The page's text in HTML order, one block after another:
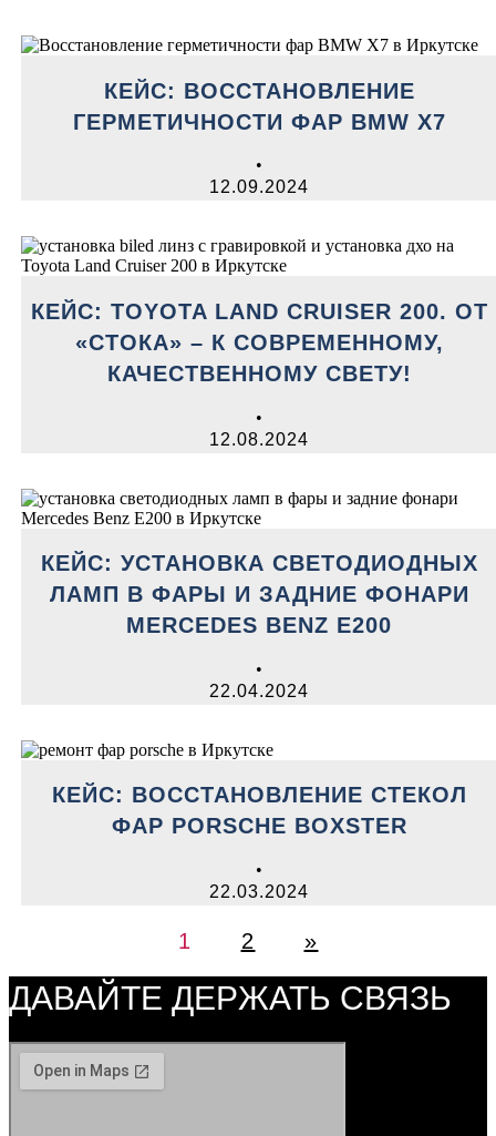
КЕЙС: ВОССТАНОВЛЕНИЕ
ГЕРМЕТИЧНОСТИ ФАР BMW X7
•
12.09.2024
КЕЙС: TOYOTA LAND CRUISER 200. ОТ
«СТОКА» – К СОВРЕМЕННОМУ,
КАЧЕСТВЕННОМУ СВЕТУ!
•
12.08.2024
КЕЙС: УСТАНОВКА СВЕТОДИОДНЫХ
ЛАМП В ФАРЫ И ЗАДНИЕ ФОНАРИ
MERCEDES BENZ E200
•
22.04.2024
КЕЙС: ВОССТАНОВЛЕНИЕ СТЕКОЛ
ФАР PORSCHE BOXSTER
•
22.03.2024
1 2 »
ДАВАЙТЕ ДЕРЖАТЬ СВЯЗЬ